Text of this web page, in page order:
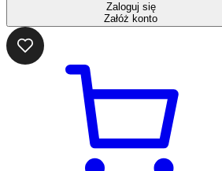
Zaloguj się
Załóż konto